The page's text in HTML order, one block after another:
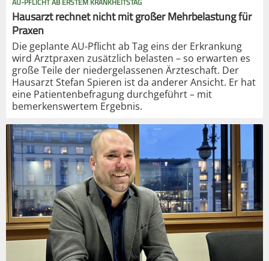
Hausarzt rechnet nicht mit großer Mehrbelastung für
Praxen
Die geplante AU-Pflicht ab Tag eins der Erkrankung
wird Arztpraxen zusätzlich belasten – so erwarten es
große Teile der niedergelassenen Ärzteschaft. Der
Hausarzt Stefan Spieren ist da anderer Ansicht. Er hat
eine Patientenbefragung durchgeführt – mit
bemerkenswertem Ergebnis.